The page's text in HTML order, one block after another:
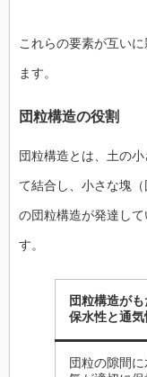
これらの要素が互い
ます。
団粒構造の役割
団粒構造とは、土の
て結合し、小さな塊
の団粒構造が発達し
す。
団粒構造が
保水性と通気
団粒の隙間